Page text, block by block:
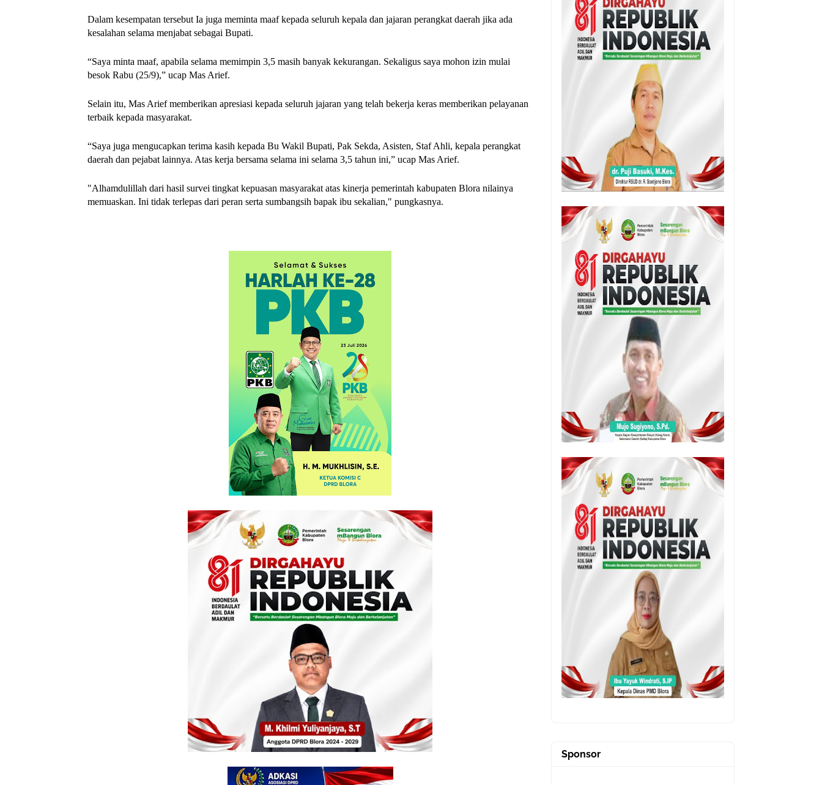
Dalam kesempatan tersebut Ia juga meminta maaf kepada seluruh kepala dan jajaran perangkat daerah jika ada
kesalahan selama menjabat sebagai Bupati.
“Saya minta maaf, apabila selama memimpin 3,5 masih banyak kekurangan. Sekaligus saya mohon izin mulai
besok Rabu (25/9),” ucap Mas Arief.
Selain itu, Mas Arief memberikan apresiasi kepada seluruh jajaran yang telah bekerja keras memberikan pelayanan
terbaik kepada masyarakat.
“Saya juga mengucapkan terima kasih kepada Bu Wakil Bupati, Pak Sekda, Asisten, Staf Ahli, kepala perangkat
daerah dan pejabat lainnya. Atas kerja bersama selama ini selama 3,5 tahun ini,” ucap Mas Arief.
"Alhamdulillah dari hasil survei tingkat kepuasan masyarakat atas kinerja pemerintah kabupaten Blora nilainya
memuaskan. Ini tidak terlepas dari peran serta sumbangsih bapak ibu sekalian," pungkasnya.
Sponsor